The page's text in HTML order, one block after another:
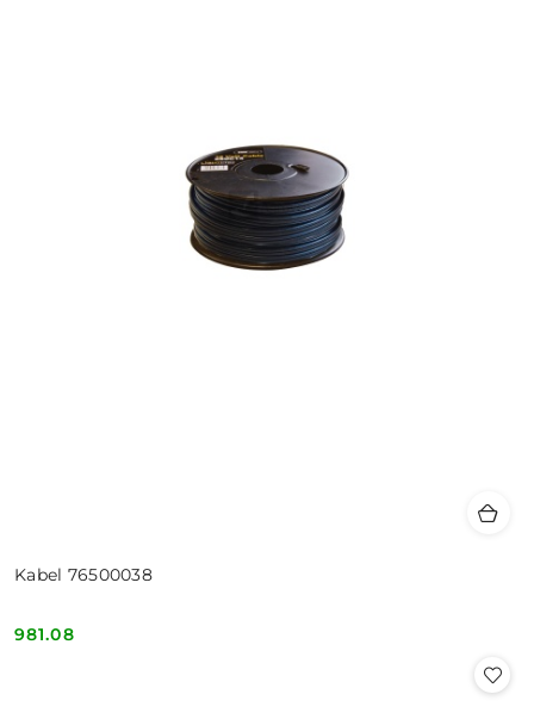
Kabel 76500038
Cena:
981.08